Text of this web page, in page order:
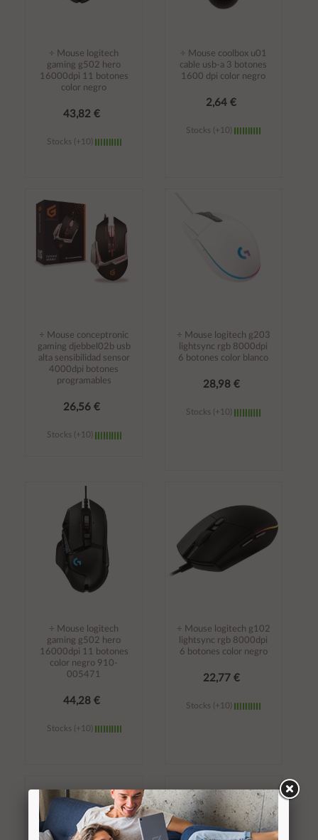
÷ Mouse logitech
gaming g502 hero
16000dpi 11 botones
color negro
43,82 €
Stocks (+10)
carrito
÷ Mouse coolbox u01
cable usb-a 3 botones
1600 dpi color negro
2,64 €
Stocks (+10)
carrito
÷ Mouse conceptronic
gaming djebbel02b usb
alta sensibilidad sensor
4000dpi botones
programables
26,56 €
Stocks (+10)
carrito
÷ Mouse logitech g203
lightsync rgb 8000dpi
6 botones color blanco
28,98 €
Stocks (+10)
carrito
÷ Mouse logitech
gaming g502 hero
16000dpi 11 botones
color negro 910-
005471
44,28 €
Stocks (+10)
carrito
÷ Mouse logitech g102
lightsync rgb 8000dpi
6 botones color negro
22,77 €
Stocks (+10)
carrito